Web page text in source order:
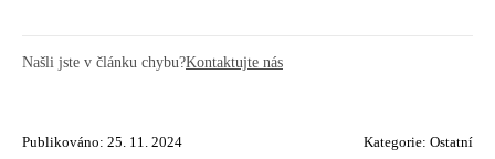
Našli jste v článku chybu?Kontaktujte nás
Publikováno: 25. 11. 2024 Kategorie: Ostatní